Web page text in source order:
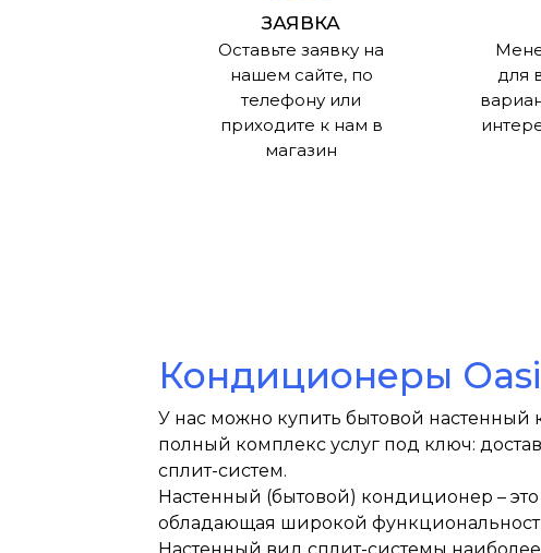
ЗАЯВКА
для
Оставьте заявку на
нашем сайте, по
телефону или
приходите к нам в
магазин
У нас можно купить бытовой
полный комплекс услуг под ключ:
сплит-систем.
Настенный (бытовой) кондиционер –
обладающая широкой
Кондиционеры